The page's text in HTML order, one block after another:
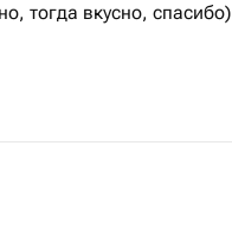
тогда вкусно, спасибо)